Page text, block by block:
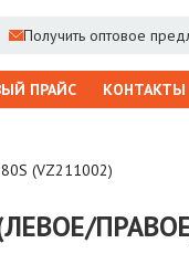
Получить оптовое
ПРАЙС КОНТАКТЫ
(VZ211002)